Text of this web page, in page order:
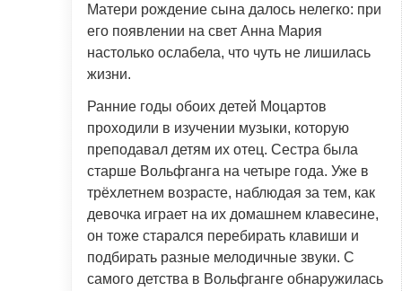
Матери рождение сына далось нелегко: при
его появлении на свет Анна Мария
настолько ослабела, что чуть не лишилась
жизни.
Ранние годы обоих детей Моцартов
проходили в изучении музыки, которую
преподавал детям их отец. Сестра была
старше Вольфганга на четыре года. Уже в
трёхлетнем возрасте, наблюдая за тем, как
девочка играет на их домашнем клавесине,
он тоже старался перебирать клавиши и
подбирать разные мелодичные звуки. С
самого детства в Вольфганге обнаружилась